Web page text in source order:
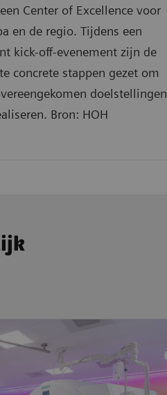
Center of Excellence voor
en de regio. Tijdens een
kick-off-evenement zijn de
concrete stappen gezet om
doelstellingen
Bron: HOH